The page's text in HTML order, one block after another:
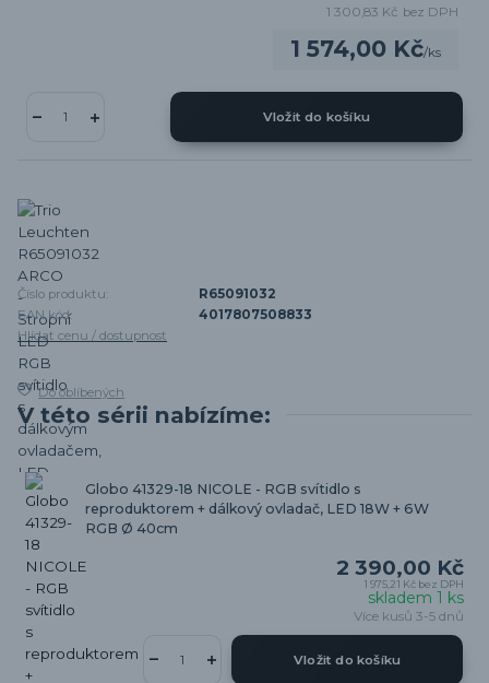
1 574,00 Kč/ks
1 300,83 Kč bez DPH
Vložit do košíku
Číslo produktu:
R65091032
EAN kód:
4017807508833
Hlídat cenu / dostupnost
Do oblíbených
V této sérii nabízíme:
Globo 41329-18 NICOLE - RGB svítidlo s
reproduktorem + dálkový ovladač, LED 18W + 6W
RGB Ø 40cm
2 390,00 Kč
1 975,21 Kč bez DPH
skladem 1 ks
Více kusů 3-5 dnů
Vložit do košíku